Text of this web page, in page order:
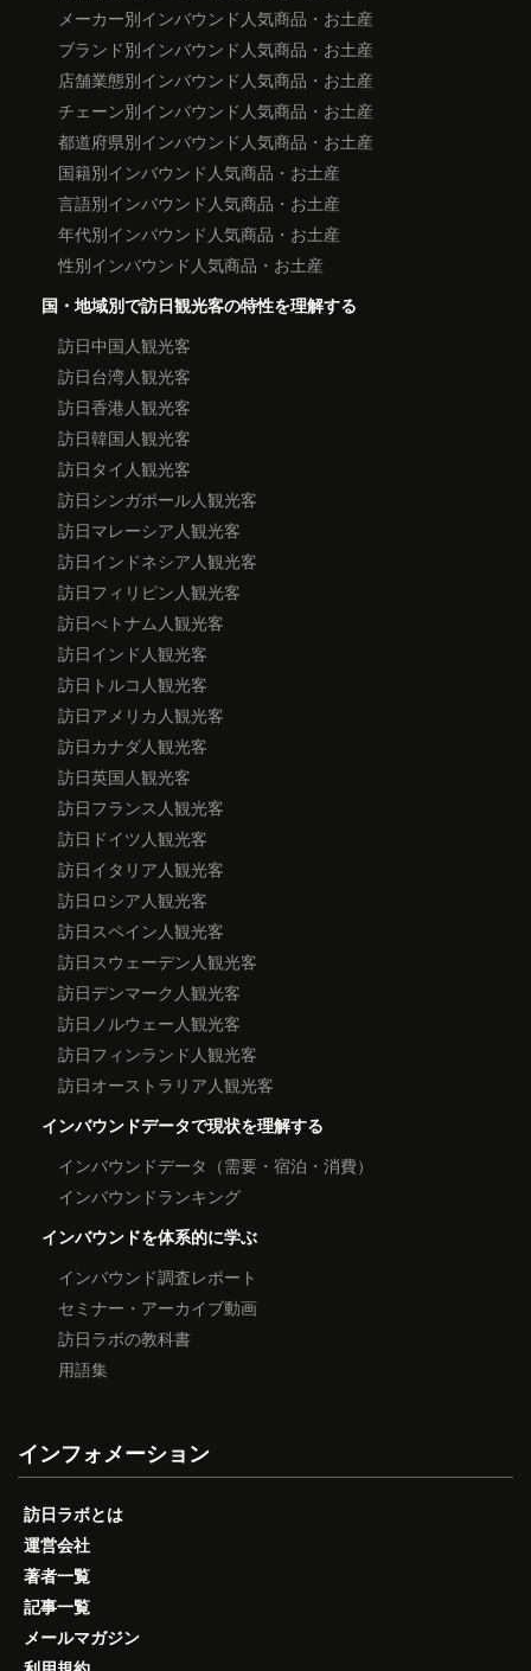
メーカー別インバウンド人気商品・お土産
ブランド別インバウンド人気商品・お土産
店舗業態別インバウンド人気商品・お土産
チェーン別インバウンド人気商品・お土産
都道府県別インバウンド人気商品・お土産
国籍別インバウンド人気商品・お土産
言語別インバウンド人気商品・お土産
年代別インバウンド人気商品・お土産
性別インバウンド人気商品・お土産
国・地域別で訪日観光客の特性を理解する
訪日中国人観光客
訪日台湾人観光客
訪日香港人観光客
訪日韓国人観光客
訪日タイ人観光客
訪日シンガポール人観光客
訪日マレーシア人観光客
訪日インドネシア人観光客
訪日フィリピン人観光客
訪日べトナム人観光客
訪日インド人観光客
訪日トルコ人観光客
訪日アメリカ人観光客
訪日カナダ人観光客
訪日英国人観光客
訪日フランス人観光客
訪日ドイツ人観光客
訪日イタリア人観光客
訪日ロシア人観光客
訪日スペイン人観光客
訪日スウェーデン人観光客
訪日デンマーク人観光客
訪日ノルウェー人観光客
訪日フィンランド人観光客
訪日オーストラリア人観光客
インバウンドデータで現状を理解する
インバウンドデータ（需要・宿泊・消費）
インバウンドランキング
インバウンドを体系的に学ぶ
インバウンド調査レポート
セミナー・アーカイブ動画
訪日ラボの教科書
用語集
インフォメーション
訪日ラボとは
運営会社
著者一覧
記事一覧
メールマガジン